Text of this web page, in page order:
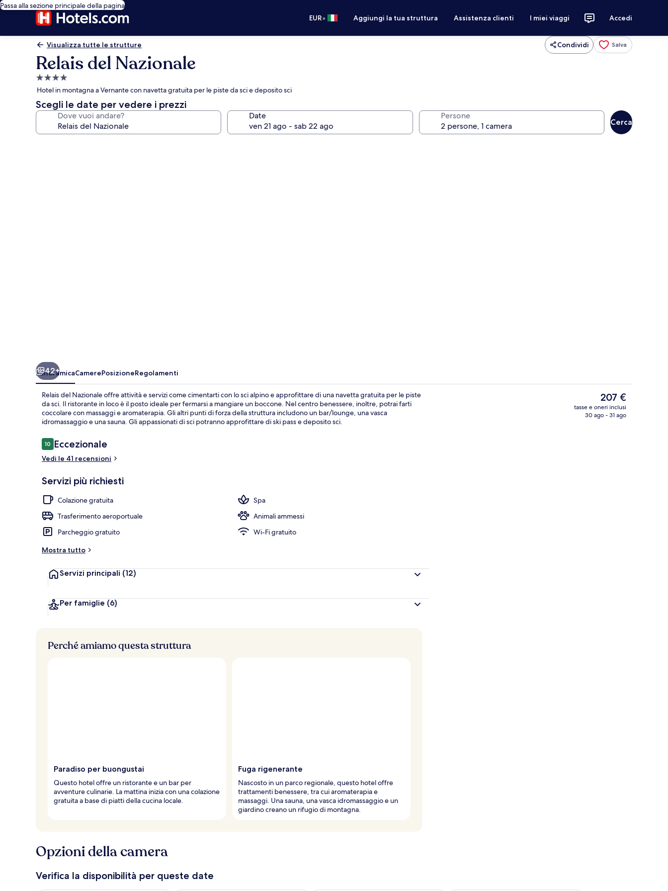
Passa alla sezione principale della pagina
EUR• Aggiungi la tua struttura Assistenza clienti I miei viaggi Accedi
Visualizza tutte le strutture Condividi Salva
Relais del Nazionale
Struttura
a
4.0
stelle
Hotel in montagna a Vernante con navetta gratuita per le piste da sci e deposito sci
Scegli le date per vedere i prezzi
Dove vuoi andare? Date Persone
Cerca
Camera matrimoniale 22 m2 |
42+
PanoramicaCamerePosizioneRegolamenti
Relais del Nazionale offre attività e servizi come cimentarti con lo sci alpino e approfittare di una navetta gratuita per le piste
da sci. Il ristorante in loco è il posto ideale per fermarsi a mangiare un boccone. Nel centro benessere, inoltre, potrai farti
coccolare con massaggi e aromaterapia. Gli altri punti di forza della struttura includono un bar/lounge, una vasca
idromassaggio e una sauna. Gli appassionati di sci potranno approfittare di ski pass e deposito sci.
Recensioni
1010 su 10
Eccezionale
Vedi le 41 recensioni
Servizi più richiesti
Colazione gratuita
Spa
Trasferimento aeroportuale
Animali ammessi
Parcheggio gratuito
Wi-Fi gratuito
Mostra tutto
Servizi principali (12)
Per famiglie (6)
Il
prezzo
attuale
207 €
tasse e oneri inclusi
30 ago - 31 ago
Perché amiamo questa struttura
Paradiso per buongustai
Questo hotel offre un ristorante e un bar per
avventure culinarie. La mattina inizia con una colazione
gratuita a base di piatti della cucina locale.
Fuga rigenerante
Nascosto in un parco regionale, questo hotel offre
trattamenti benessere, tra cui aromaterapia e
massaggi. Una sauna, una vasca idromassaggio e un
giardino creano un rifugio di montagna.
Opzioni della camera
Verifica la disponibilità per queste date